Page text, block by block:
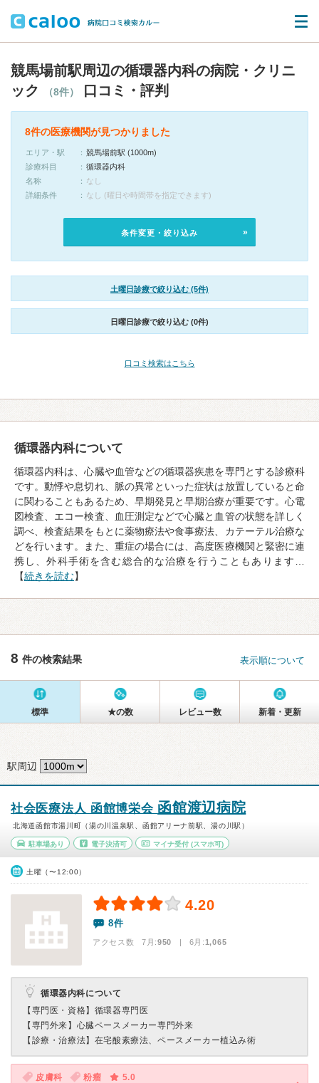
競馬場前駅周辺の循環器内科の病院・クリニ
ック
（8件） 口コミ・評判
8件の医療機関が見つかりました
エリア・駅
競馬場前駅 (1000m)
診療科目
循環器内科
名称
なし
詳細条件
なし (曜日や時間帯を指定できます)
条件変更・絞り込み
土曜日診療で絞り込む (5件)
日曜日診療で絞り込む (0件)
口コミ検索はこちら
循環器内科について
循環器内科は、心臓や血管などの循環器疾患を専門とする診療科
です。動悸や息切れ、脈の異常といった症状は放置していると命
に関わることもあるため、早期発見と早期治療が重要です。心電
図検査、エコー検査、血圧測定などで心臓と血管の状態を詳しく
調べ、検査結果をもとに薬物療法や食事療法、カテーテル治療な
どを行います。また、重症の場合には、高度医療機関と緊密に連
携し、外科手術を含む総合的な治療を行うこともあります…
【続きを読む】
8 件の検索結果 表示順について
標準 ★の数 レビュー数 新着・更新
駅周辺
社会医療法人 函館博栄会 函館渡辺病院
北海道函館市湯川町（湯の川温泉駅、函館アリーナ前駅、湯の川駅）
駐車場あり 電子決済可 マイナ受付 (スマホ可)
土曜（〜12:00）
4.20
8件
アクセス数 7月:950 | 6月:1,065
循環器内科について
【専門医・資格】 循環器専門医
【専門外来】 心臓ペースメーカー専門外来
【診療・治療法】 在宅酸素療法、ペースメーカー植込み術
皮膚科 粉瘤
5.0